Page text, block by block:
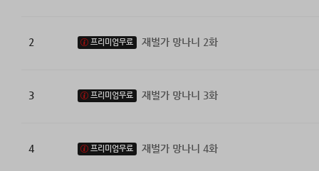
2 프리미엄무료 재벌가 망나니 2화
3 프리미엄무료 재벌가 망나니 3화
4 프리미엄무료 재벌가 망나니 4화